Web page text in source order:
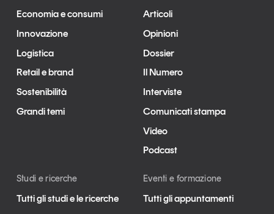
Economia e consumi
Innovazione
Logistica
Retail e brand
Sostenibilità
Grandi temi
Articoli
Opinioni
Dossier
Il Numero
Interviste
Comunicati stampa
Video
Podcast
Studi e ricerche
Tutti gli studi e le ricerche
Eventi e formazione
Tutti gli appuntamenti